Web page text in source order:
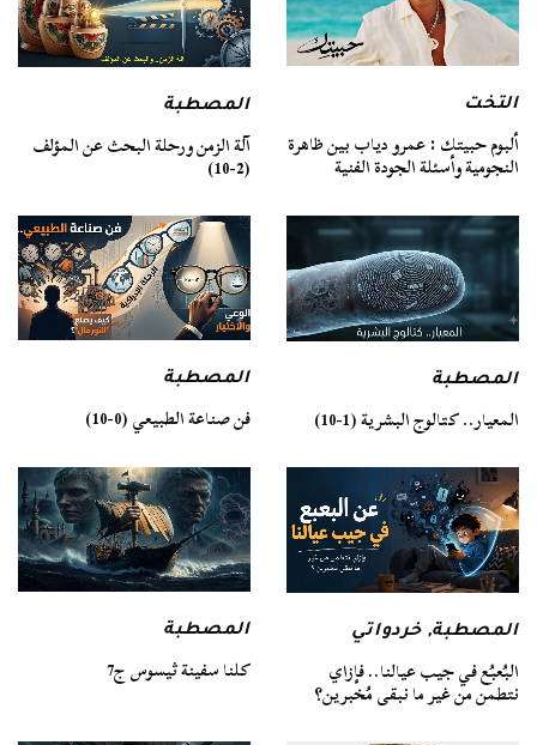
التخت
ألبوم حبيتك : عمرو دياب بين ظاهرة
النجومية وأسئلة الجودة الفنية
المصطبة
آلة الزمن ورحلة البحث عن المؤلف
(2-10)
المصطبة
المعيار.. كتالوج البشرية (1-10)
المصطبة
فن صناعة الطبيعي (0-10)
المصطبة,خردواتي
البُعبُع في جيب عيالنا.. فإزاي
نتطمن من غير ما نبقى مُخبرين؟
المصطبة
كلنا سفينة ثيسوس ج7